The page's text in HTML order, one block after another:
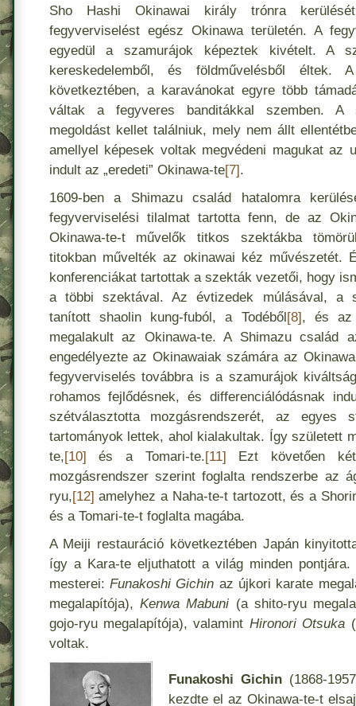
Sho Hashi Okinawai király trónra
fegyverviselést egész Okinawa területén. A
egyedül a szamurájok képeztek kivételt. A
kereskedelemből, és földművelésből éltek.
következtében, a karavánokat egyre több
váltak a fegyveres banditákkal szemben. A
megoldást kellet találniuk, mely nem állt
amellyel képesek voltak megvédeni magukat az
indult az „eredeti” Okinawa-te[7].
1609-ben a Shimazu család hatalomra
fegyverviselési tilalmat tartotta fenn, de az
Okinawa-te-t művelők titkos szektákba
titokban művelték az okinawai kéz művészetét.
konferenciákat tartottak a szekták vezetői, hogy
a többi szektával. Az évtizedek múlásával, a
tanított shaolin kung-fuból, a Todéből[8], és az
megalakult az Okinawa-te. A Shimazu család
engedélyezte az Okinawaiak számára az
fegyverviselés továbbra is a szamurájok
rohamos fejlődésnek, és differenciálódásnak
szétválasztotta mozgásrendszerét, az egyes
tartományok lettek, ahol kialakultak. Így született
te,[10] és a Tomari-te.[11] Ezt követően
mozgásrendszer szerint foglalta rendszerbe az
ryu,[12] amelyhez a Naha-te-t tartozott, és a
és a Tomari-te-t foglalta magába.
A Meiji restauráció következtében Japán
így a Kara-te eljuthatott a világ minden pontjára.
mesterei: Funakoshi Gichin az újkori karate
megalapítója), Kenwa Mabuni (a shito-ryu
gojo-ryu megalapítója), valamint Hironori Otsuka
voltak.
Funakoshi Gichin(1868-
kezdte el az Okinawa-te-t